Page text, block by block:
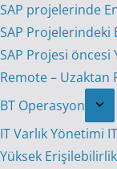
SAP projelerinde
SAP Projelerindeki
SAP Projesi öncesi
Remote – Uzaktan
BT Operasyon
IT Varlık Yönetimi
Yüksek